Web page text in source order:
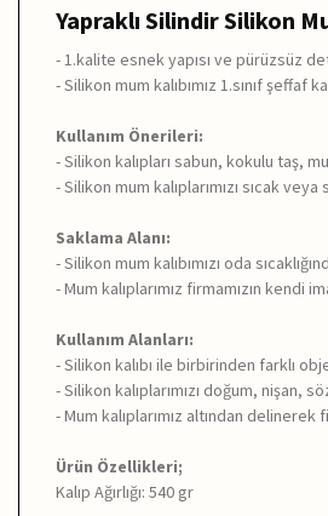
Yapraklı Silindir Silikon
- 1.kalite esnek yapısı ve pürüzsüz
- Silikon mum kalıbımız 1.sınıf şeffaf
Kullanım Önerileri:
- Silikon kalıpları sabun, kokulu taş,
- Silikon mum kalıplarımızı sıcak
Saklama Alanı:
- Silikon mum kalıbımızı oda
- Mum kalıplarımız firmamızın kendi
Kullanım Alanları:
- Silikon kalıbı ile birbirinden farklı
- Silikon kalıplarımızı doğum, nişan,
- Mum kalıplarımız altından
Ürün Özellikleri;
Kalıp Ağırlığı: 540 gr